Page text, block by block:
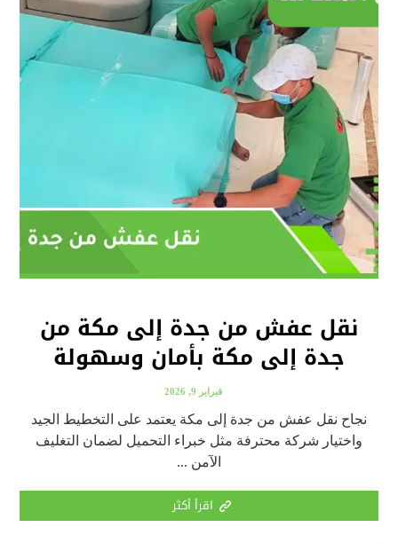
نقل عفش من جدة إلى مكة من
جدة إلى مكة بأمان وسهولة
فبراير 9, 2026
نجاح نقل عفش من جدة إلى مكة يعتمد على التخطيط الجيد
واختيار شركة محترفة مثل خبراء التحميل لضمان التغليف
الآمن ...
اقرأ أكثر